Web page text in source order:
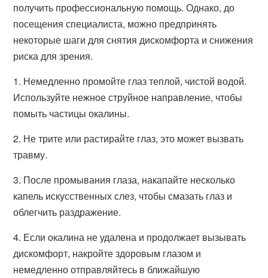
получить профессиональную помощь. Однако, до
посещения специалиста, можно предпринять
некоторые шаги для снятия дискомфорта и снижения
риска для зрения.
1. Немедленно промойте глаз теплой, чистой водой.
Используйте нежное струйное направление, чтобы
помыть частицы окалины.
2. Не трите или растирайте глаз, это может вызвать
травму.
3. После промывания глаза, накапайте несколько
капель искусственных слез, чтобы смазать глаз и
облегчить раздражение.
4. Если окалина не удалена и продолжает вызывать
дискомфорт, накройте здоровым глазом и
немедленно отправляйтесь в ближайшую